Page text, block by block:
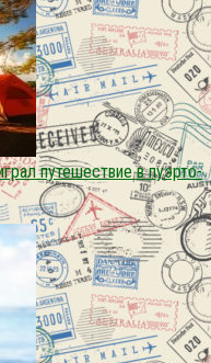
путешествие в пуэрто-